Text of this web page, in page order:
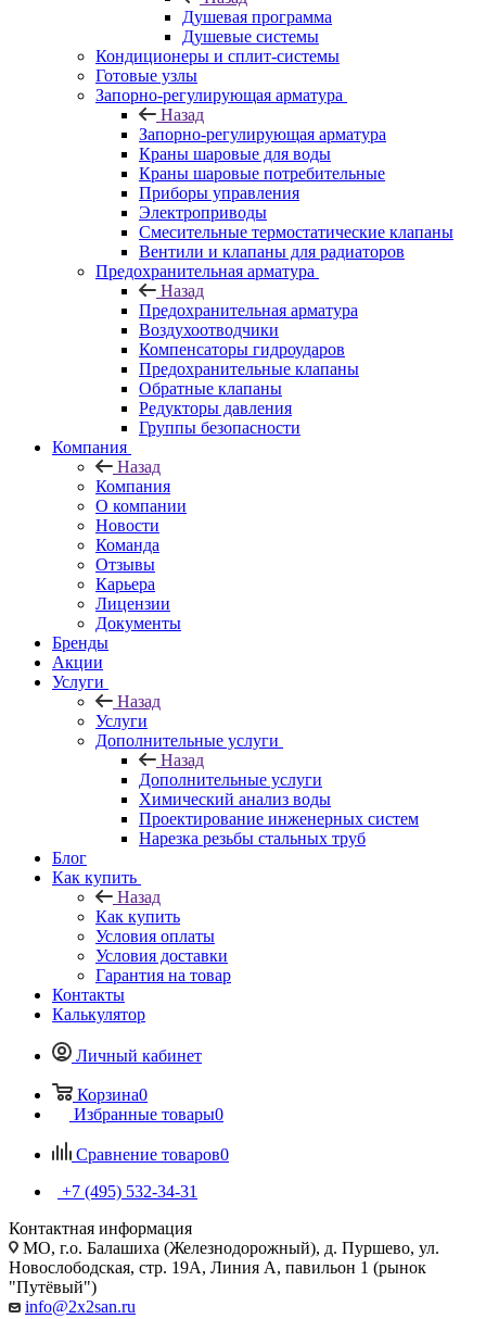
Душевая программа
Душевые системы
Кондиционеры и сплит-системы
Готовые узлы
Запорно-регулирующая арматура
Назад
Запорно-регулирующая арматура
Краны шаровые для воды
Краны шаровые потребительные
Приборы управления
Электроприводы
Смесительные термостатические клапаны
Вентили и клапаны для радиаторов
Предохранительная арматура
Назад
Предохранительная арматура
Воздухоотводчики
Компенсаторы гидроударов
Предохранительные клапаны
Обратные клапаны
Редукторы давления
Группы безопасности
Компания
Назад
Компания
О компании
Новости
Команда
Отзывы
Карьера
Лицензии
Документы
Бренды
Акции
Услуги
Назад
Услуги
Дополнительные услуги
Назад
Дополнительные услуги
Химический анализ воды
Проектирование инженерных систем
Нарезка резьбы стальных труб
Блог
Как купить
Назад
Как купить
Условия оплаты
Условия доставки
Гарантия на товар
Контакты
Калькулятор
Личный кабинет
Корзина0
Избранные товары0
Сравнение товаров0
+7 (495) 532‑34‑31
Контактная информация
МО, г.о. Балашиха (Железнодорожный), д. Пуршево, ул.
Новослободская, стр. 19А, Линия А, павильон 1 (рынок
"Путёвый")
info@2x2san.ru